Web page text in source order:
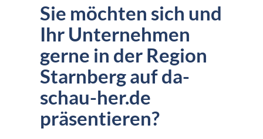
Sie möchten sich und
Ihr Unternehmen
gerne in der Region
Starnberg auf da-
schau-her.de
präsentieren?